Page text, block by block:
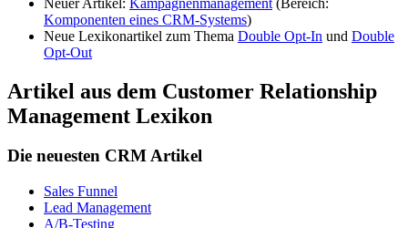
Komponenten eines CRM-Systems)
Neue Lexikonartikel zum Thema Double Opt-In und Double
Opt-Out
Artikel aus dem Customer Relationship
Management Lexikon
Die neuesten CRM Artikel
Sales Funnel
Lead Management
A/B-Testing